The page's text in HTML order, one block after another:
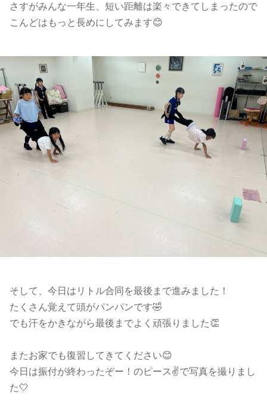
さすがみんな一年生、短い距離は楽々できてしまったので
こんどはもっと長めにしてみます😊
そして、今日はリトル合同を最後まで進みました！
たくさん覚えて頭がパンパンです🤣
でも汗をかきながら最後までよく頑張りました👏
またお家でも復習してきてください😊
今日は振付が終わったぞー！のピース✌️で写真を撮りまし
た🤍